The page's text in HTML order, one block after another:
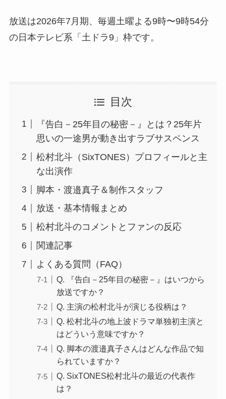
放送は2026年7月期、毎週土曜よる9時〜9時54分
の日本テレビ系「土ドラ9」枠です。
目次
『告白－25年目の秘密－』とは？25年片
思いの一途男が動き出すラブサスペンス
松村北斗（SixTONES）プロフィールと主
な出演作
脚本・渡邉真子＆制作スタッフ
放送・基本情報まとめ
松村北斗のコメントとファンの反応
関連記事
よくある質問（FAQ）
Q. 『告白－25年目の秘密－』はいつから
放送ですか？
Q. 主演の松村北斗が演じる役柄は？
Q. 松村北斗の地上波ドラマ単独初主演と
はどういう意味ですか？
Q. 脚本の渡邉真子さんはどんな作品で知
られていますか？
Q. SixTONES松村北斗の最近の代表作
は？